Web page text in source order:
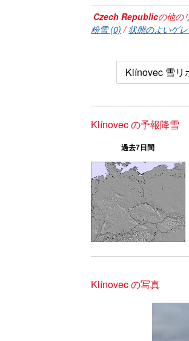
Czech Republicの他の
粉雪 (0) /状態のよいゲ
Klínovec 雪リ
Klínovec の予報降雪
過去7日間
Klínovec の写真